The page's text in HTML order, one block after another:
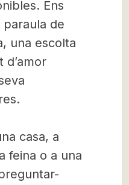
Ens
de
una escolta
d’amor
casa, a
feina o a una